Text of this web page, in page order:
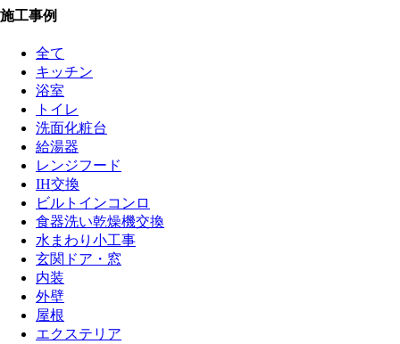
施工事例
全て
キッチン
浴室
トイレ
洗面化粧台
給湯器
レンジフード
IH交換
ビルトインコンロ
食器洗い乾燥機交換
水まわり小工事
玄関ドア・窓
内装
外壁
屋根
エクステリア